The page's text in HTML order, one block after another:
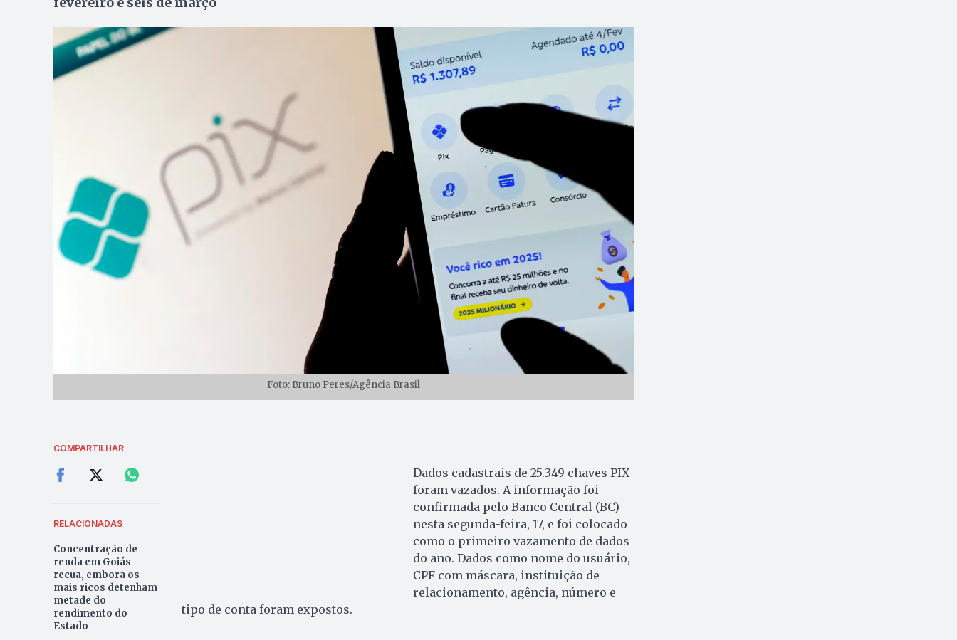
Foto: Bruno Peres/Agência Brasil
COMPARTILHAR
RELACIONADAS
Concentração de
renda em Goiás
recua, embora os
mais ricos detenham
metade do
rendimento do
Estado
Dados cadastrais de 25.349 chaves PIX
foram vazados. A informação foi
confirmada pelo Banco Central (BC)
nesta segunda-feira, 17, e foi colocado
como o primeiro vazamento de dados
do ano. Dados como nome do usuário,
CPF com máscara, instituição de
relacionamento, agência, número e
tipo de conta foram expostos.